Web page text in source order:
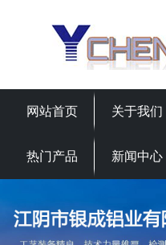
网站首页 关于我们
热门产品 新闻中心